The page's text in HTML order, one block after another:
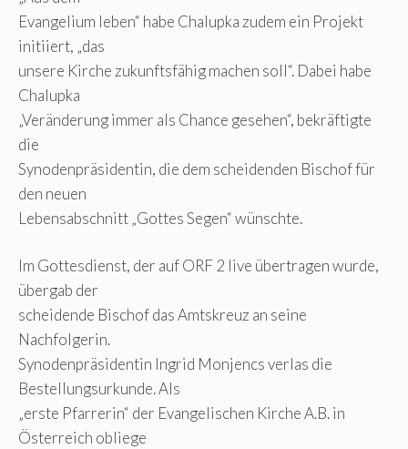
Evangelium leben“ habe Chalupka zudem ein Projekt
initiiert, „das
unsere Kirche zukunftsfähig machen soll“. Dabei habe
Chalupka
„Veränderung immer als Chance gesehen“, bekräftigte
die
Synodenpräsidentin, die dem scheidenden Bischof für
den neuen
Lebensabschnitt „Gottes Segen“ wünschte.
Im Gottesdienst, der auf ORF 2 live übertragen wurde,
übergab der
scheidende Bischof das Amtskreuz an seine
Nachfolgerin.
Synodenpräsidentin Ingrid Monjencs verlas die
Bestellungsurkunde. Als
„erste Pfarrerin“ der Evangelischen Kirche A.B. in
Österreich obliege